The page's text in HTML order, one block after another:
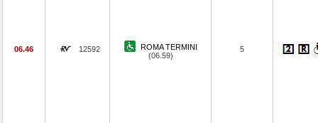
06.46 12592
ROMA TERMINI
(06.59)
5